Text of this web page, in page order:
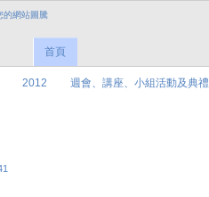
首頁
2012 週會、講座、小組活動及典禮